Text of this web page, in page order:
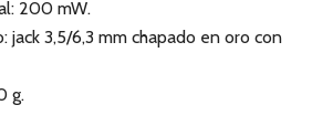
200 mW.
jack 3,5/6,3 mm chapado en oro con
g.